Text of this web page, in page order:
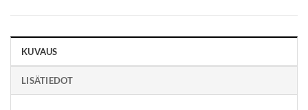
KUVAUS
LISÄTIEDOT